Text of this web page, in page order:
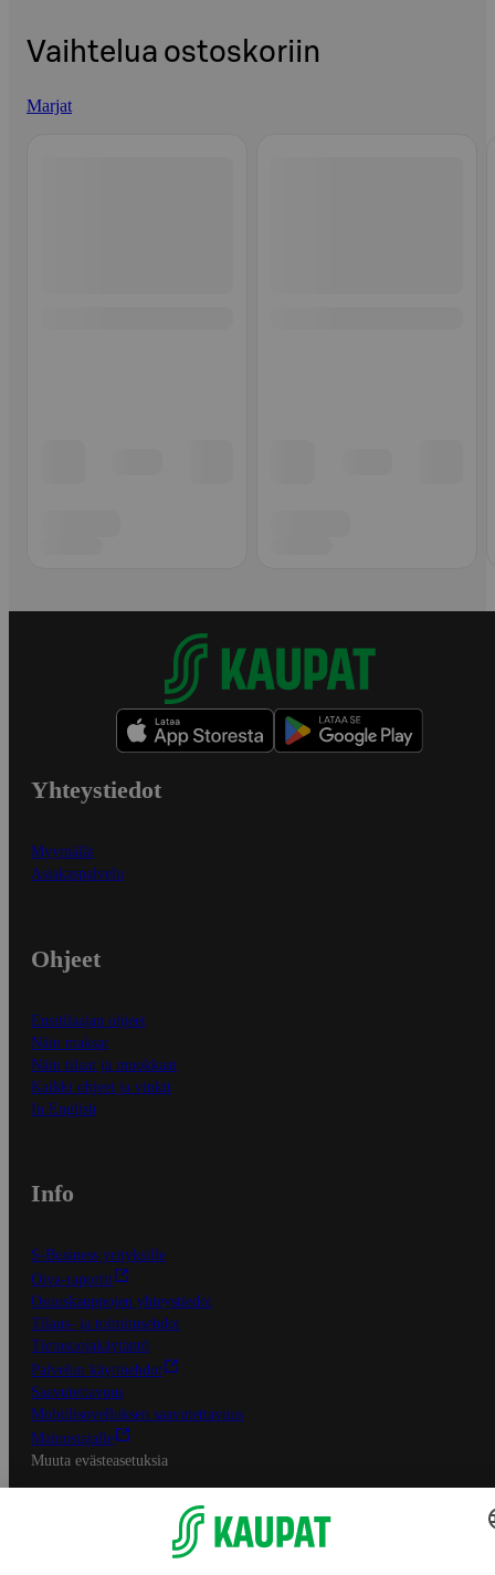
Vaihtelua ostoskoriin
Marjat
Yhteystiedot
Myymälät
Asiakaspalvelu
Ohjeet
Ensitilaajan ohjeet
Näin maksat
Näin tilaat ja muokkaat
Kaikki ohjeet ja vinkit
In English
Info
S-Business yrityksille
Oiva-raportit
Osuuskauppojen yhteystiedot
Tilaus- ja toimitusehdot
Tietosuojakäytäntö
Palvelun käyttöehdot
Saavutettavuus
Mobiilisovelluksen saavutettavuus
Mainostajalle
Muuta evästeasetuksia
S-ryhmän palvelut